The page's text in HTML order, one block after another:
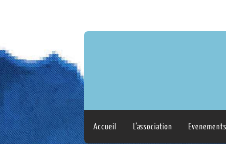
Accueil L’association Evenements